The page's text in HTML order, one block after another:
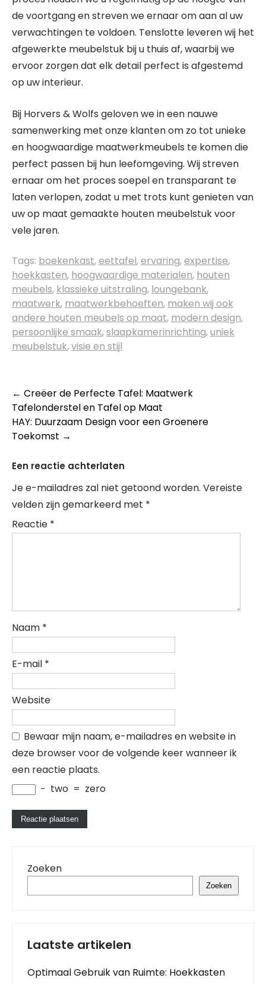
de voortgang en streven we ernaar om aan al uw
verwachtingen te voldoen. Tenslotte leveren wij het
afgewerkte meubelstuk bij u thuis af, waarbij we
ervoor zorgen dat elk detail perfect is afgestemd
op uw interieur.
Bij Horvers & Wolfs geloven we in een nauwe
samenwerking met onze klanten om zo tot unieke
en hoogwaardige maatwerkmeubels te komen die
perfect passen bij hun leefomgeving. Wij streven
ernaar om het proces soepel en transparant te
laten verlopen, zodat u met trots kunt genieten van
uw op maat gemaakte houten meubelstuk voor
vele jaren.
Tags: boekenkast,eettafel,ervaring,expertise,
hoekkasten, hoogwaardige materialen, houten
meubels, klassieke uitstraling, loungebank,
maatwerk, maatwerkbehoeften, maken wij ook
andere houten meubels op maat, modern design,
persoonlijke smaak,slaapkamerinrichting,uniek
meubelstuk,visie en stijl
Berichtnavigatie
← Creëer de Perfecte Tafel: Maatwerk
Tafelonderstel en Tafel op Maat
HAY: Duurzaam Design voor een Groenere
Toekomst →
Een reactie achterlaten
Je e-mailadres zal niet getoond worden. Vereiste
velden zijn gemarkeerd met *
Reactie *
Naam *
E-mail *
Website
Bewaar mijn naam, e-mailadres en website in
deze browser voor de volgende keer wanneer ik
een reactie plaats.
− two = zero
Zoeken
Zoeken
Laatste artikelen
Optimaal Gebruik van Ruimte: Hoekkasten